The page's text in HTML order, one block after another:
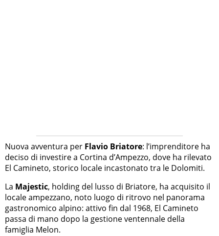
Nuova avventura per Flavio Briatore: l’imprenditore ha
deciso di investire a Cortina d’Ampezzo, dove ha rilevato
El Camineto, storico locale incastonato tra le Dolomiti.
La Majestic, holding del lusso di Briatore, ha acquisito il
locale ampezzano, noto luogo di ritrovo nel panorama
gastronomico alpino: attivo fin dal 1968, El Camineto
passa di mano dopo la gestione ventennale della
famiglia Melon.